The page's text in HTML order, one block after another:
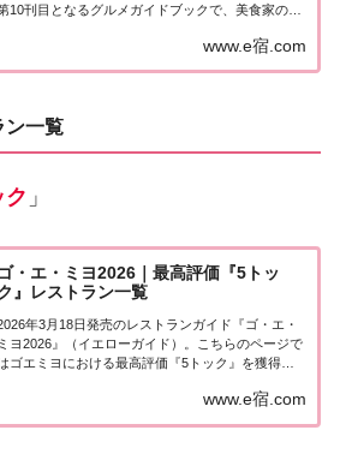
10刊目となるグルメガイドブックで、美食家の方
報。こちらではゴエミヨ2026の詳しい情報について
紹介しています。ゴエミヨ2026美...
www.e宿.com
ン一覧
ク 」
・エ・ミヨ2026｜最高評価『5トッ
』レストラン一覧
年3月18日発売のレストランガイド『ゴ・エ・
ミヨ2026』（イエローガイド）。こちらのページで
ゴエミヨにおける最高評価『5トック』を獲得し
た。ゴエミヨ2026『5トック』レストランゴ・エ・
ヨ2026で、ゴエミヨ（ゴーミヨ）...
www.e宿.com